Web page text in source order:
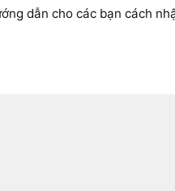
dẫn cho các bạn cách